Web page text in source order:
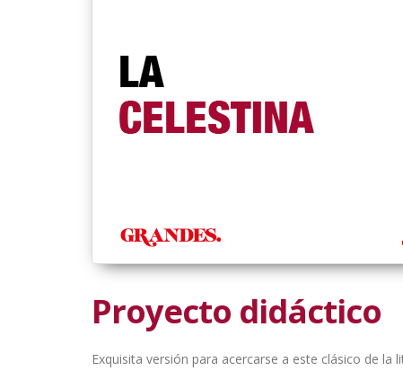
Proyecto didáctico
Exquisita versión para acercarse a este clásico de